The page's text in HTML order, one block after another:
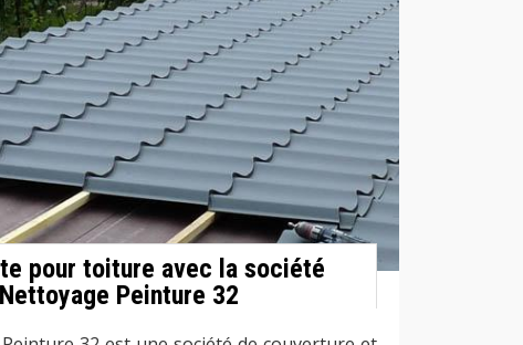
pour toiture avec la société
Peinture 32